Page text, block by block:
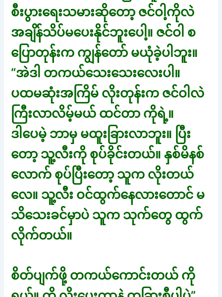
စီးပွားရေးသမားဆိုတော့ ဇင်ဝါ့ကိုလဲ
အချိန်သိပ်မပေးနိုင်ဘူးပေါ့။ ဇင်ဝါ စ
ပြောတုန်းက ကျွန်တော် မယုံခဲ့ပါဘူး။
“အဲဒါ တကယ်သေးသေးလေးပါ။
ပထမဆုံးအကြိမ် လိုးတုန်းက ဇင်ဝါလဲ
ကြီးလာလိမ့်မယ် ထင်တာ ကိုရဲ့။
ဒါပေမဲ့ ဘာမှ မထူးခြားလာဘူး။ ပြီး
တော့ သူ့လီးကို စုပ်ခိုင်းတယ်။ နှစ်မိနစ်
လောက် စုပ်ပြီးတော့ သူက လိုးတယ်
လေ။ သူ့လီး ဝင်ထွက်နေလားတောင် မ
သိသေးခင်မှာပဲ သူက သုက်တွေ ထွက်
လိုက်တယ်။
စိတ်ပျက်ဖို့ တကယ်ကောင်းတယ် ကို